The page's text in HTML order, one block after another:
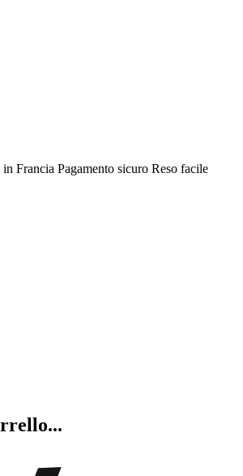
in Francia Pagamento sicuro Reso facile